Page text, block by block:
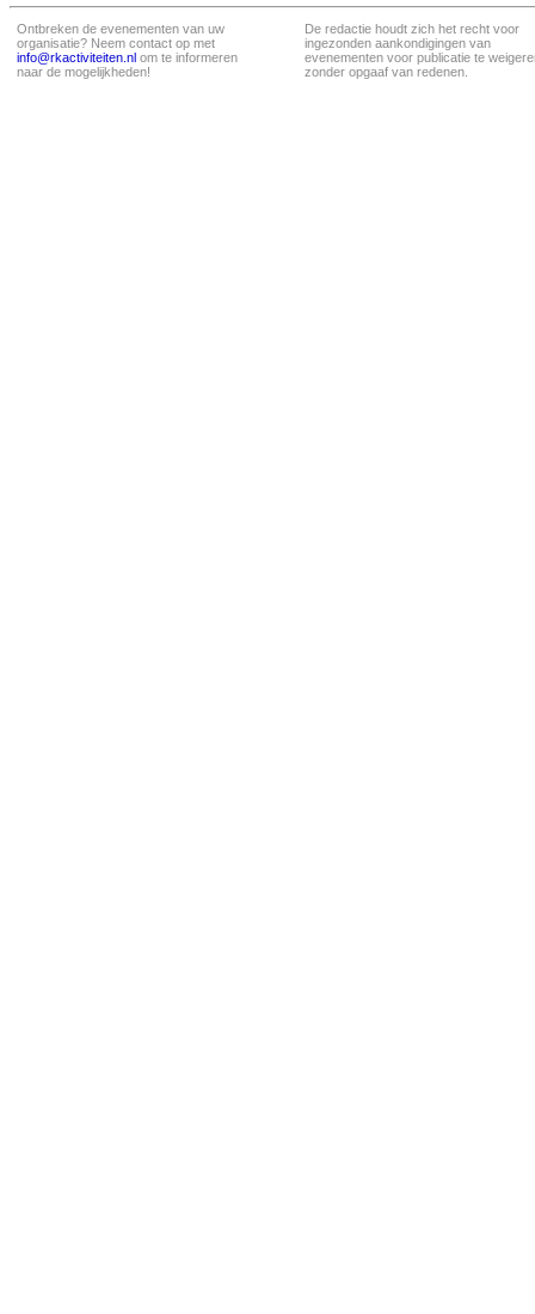
Ontbreken de evenementen van uw
organisatie? Neem contact op met
info@rkactiviteiten.nl om te informeren
naar de mogelijkheden!
De redactie houdt zich het recht voor
ingezonden aankondigingen van
evenementen voor publicatie te
zonder opgaaf van redenen.